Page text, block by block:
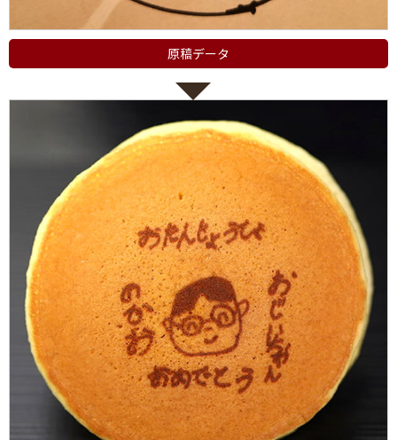
退職・異動の挨拶におすすめのお菓子ギ
フト5選
もらっ
失敗し
原稿データ